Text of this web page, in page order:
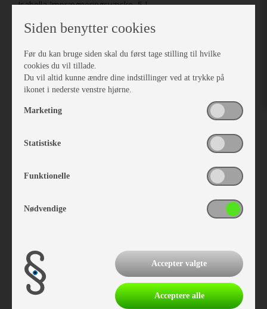
Isabella Imprægneringsvæske, 5 L.
Vare nr. I900060071
kr 328,-
Siden benytter cookies
Før du kan bruge siden skal du først tage stilling til hvilke
cookies du vil tillade.
Du vil altid kunne ændre dine indstillinger ved at trykke på
ikonet i nederste venstre hjørne.
Marketing
Statistiske
Funktionelle
Nødvendige
Accepter valgte
Acceptere alle